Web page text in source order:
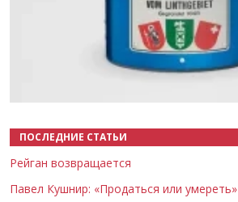
ПОСЛЕДНИЕ СТАТЬИ
Рейган возвращается
Павел Кушнир: «Продаться или умереть»